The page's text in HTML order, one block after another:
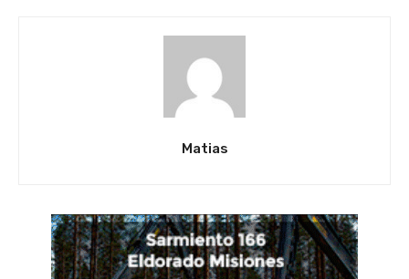
Matias